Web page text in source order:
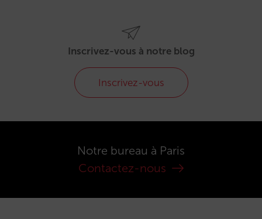
Inscrivez-vous à notre blog
Inscrivez-vous
Notre bureau à Paris
Contactez-nous